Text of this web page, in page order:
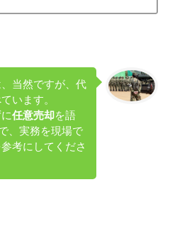
、当然ですが、代
います。
任意売却を語
、実務を現場で
考にしてくださ